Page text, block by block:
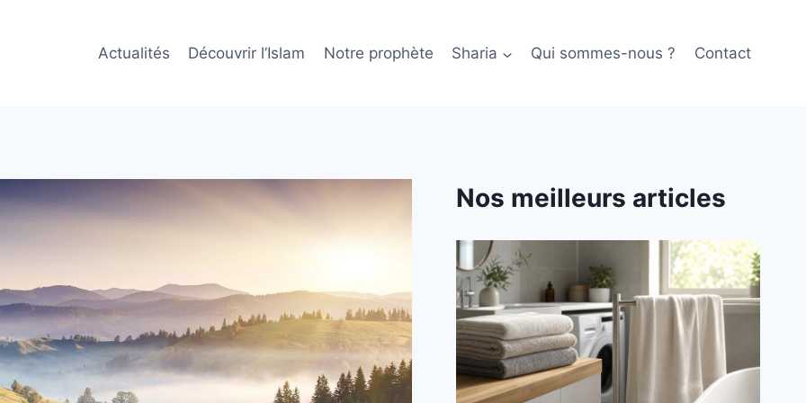
Actualités Découvrir l’Islam Notre prophète Sharia Qui sommes-nous ? Contact
Nos meilleurs articles